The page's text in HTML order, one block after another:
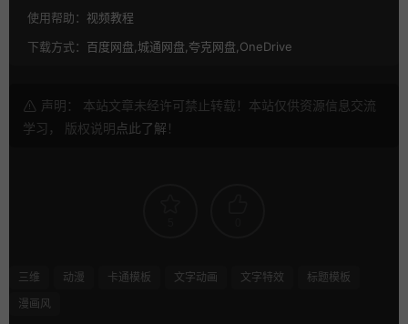
使用帮助： 视频教程
下载方式： 百度网盘,城通网盘,夸克网盘,OneDrive
声明： 本站文章未经许可禁止转载！本站仅供资源信息交流
学习， 版权说明点此了解 ！
三维 动漫 卡通模板 文字动画 文字特效
标题模板
漫画风